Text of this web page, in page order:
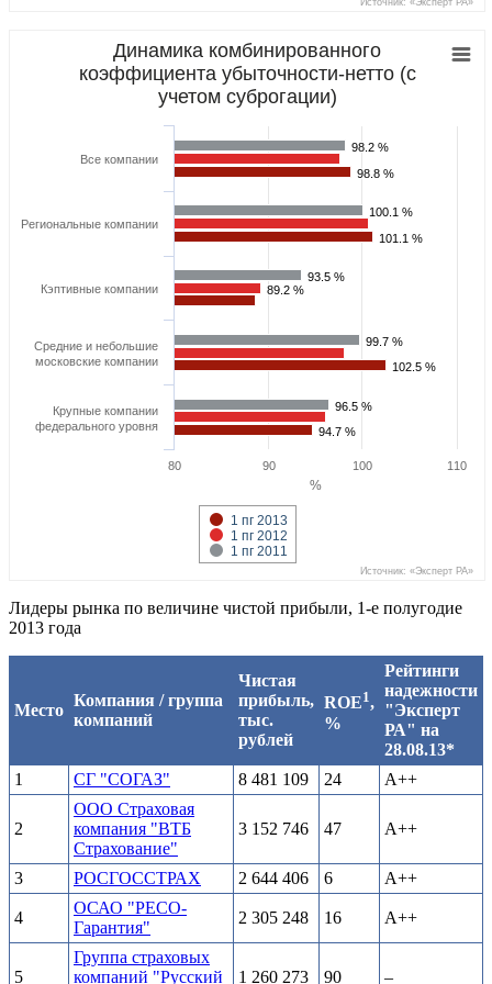
Источник: «Эксперт РА»
%
Динамика комбинированного
коэффициента убыточности-нетто (с
учетом суброгации)
98.2 %
98.2 %
100.1 %
100.1 %
93.5 %
93.5 %
99.7 %
99.7 %
96.5 %
96.5 %
89.2 %
89.2 %
98.8 %
98.8 %
101.1 %
101.1 %
102.5 %
102.5 %
94.7 %
94.7 %
1 пг 2013
1 пг 2012
1 пг 2011
Все компании
Региональные компании
Кэптивные компании
Средние и небольшие
московские компании
Крупные компании
федерального уровня
80 90 100 110
Источник: «Эксперт РА»
Лидеры рынка по величине чистой прибыли, 1-е полугодие
2013 года
Место
Компания / группа
компаний
Чистая
прибыль,
тыс.
рублей
ROE1,
%
Рейтинги
надежности
"Эксперт
РА" на
28.08.13*
1
СГ "СОГАЗ" 8 481 109 24 A++
2
ООО Страховая
компания "ВТБ
Страхование"
3 152 746 47 A++
3 РОСГОССТРАХ 2 644 406 6 A++
4
ОСАО "РЕСО-
Гарантия"
2 305 248 16 A++
5
Группа страховых
компаний "Русский
1 260 273 90 –